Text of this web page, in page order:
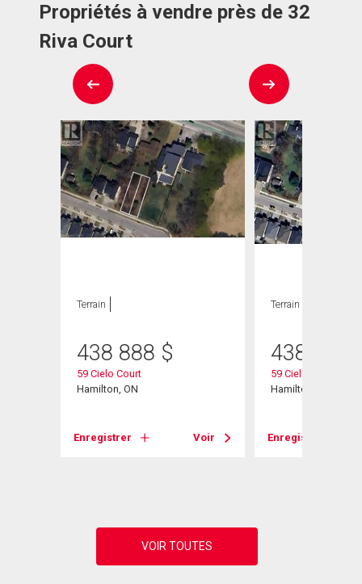
Propriétés à vendre près de 32
Riva Court
Terrain
438 888 $
59 Cielo Court
Hamilton, ON
Enregistrer Voir
Terrain
438 888
59 Cielo Court
Hamilton, ON
Enregistrer